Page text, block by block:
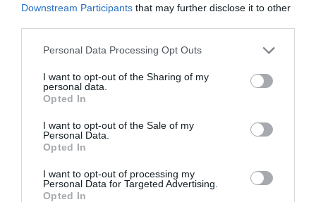
Downstream Participants that may further disclose it to other
Personal Data Processing Opt Outs
I want to opt-out of the Sharing of my
personal data.
Opted In
I want to opt-out of the Sale of my
Personal Data.
Opted In
I want to opt-out of processing my
Personal Data for Targeted Advertising.
Opted In
Publicidad
2Playbook Club